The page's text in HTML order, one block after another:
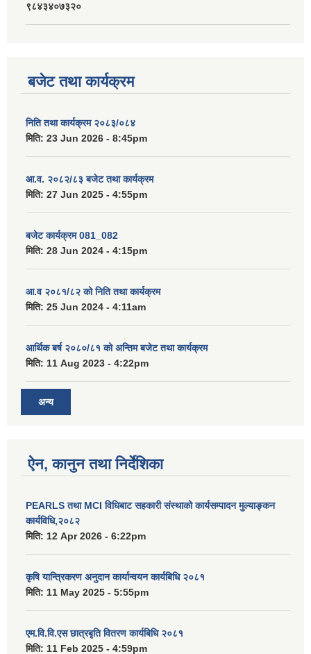
९८४३४०७३२०
बजेट तथा कार्यक्रम
निति तथा कार्यक्रम २०८३/०८४
मिति: 23 Jun 2026 - 8:45pm
आ.व. २०८२/८३ बजेट तथा कार्यक्रम
मिति: 27 Jun 2025 - 4:55pm
बजेट कार्यक्रम 081_082
मिति: 28 Jun 2024 - 4:15pm
आ.व २०८१/८२ को निति तथा कार्यक्रम
मिति: 25 Jun 2024 - 4:11am
आर्थिक बर्ष २०८०/८१ को अन्तिम बजेट तथा कार्यक्रम
मिति: 11 Aug 2023 - 4:22pm
अन्य
ऐन, कानुन तथा निर्देशिका
PEARLS तथा MCI विधिबाट सहकारी संस्थाको कार्यसम्पादन मुल्याङ्कन
कार्यविधि,२०८२
मिति: 12 Apr 2026 - 6:22pm
कृषि यान्त्रिकरण अनुदान कार्यान्वयन कार्यबिधि २०८१
मिति: 11 May 2025 - 5:55pm
एम.वि.वि.एस छात्रबृति वितरण कार्यबिधि २०८१
मिति: 11 Feb 2025 - 4:59pm